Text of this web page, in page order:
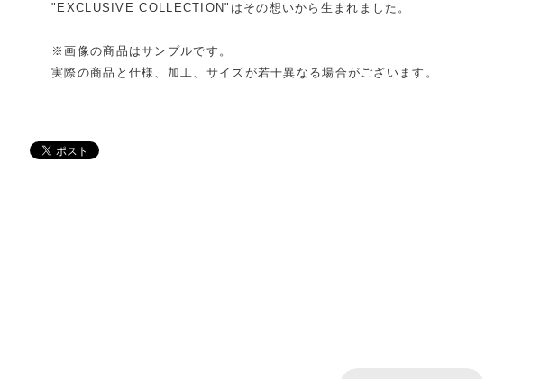
"EXCLUSIVE COLLECTION"はその想いから生まれました。
※画像の商品はサンプルです。
実際の商品と仕様、加工、サイズが若干異なる場合がございます。